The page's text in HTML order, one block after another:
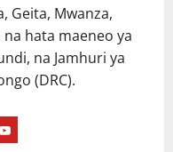
Geita, Mwanza,
hata maeneo ya
na Jamhuri ya
(DRC).